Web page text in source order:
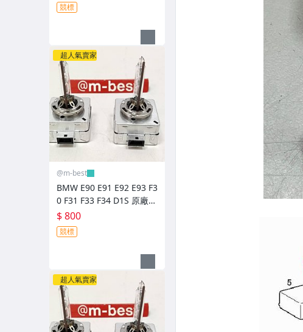
競標
超人氣賣家
@m-best
BMW E90 E91 E92 E93 F3
0 F31 F33 F34 D1S 原廠規
格 HID 燈泡 (日本外匯拆
車品) 66140
$ 800
競標
超人氣賣家